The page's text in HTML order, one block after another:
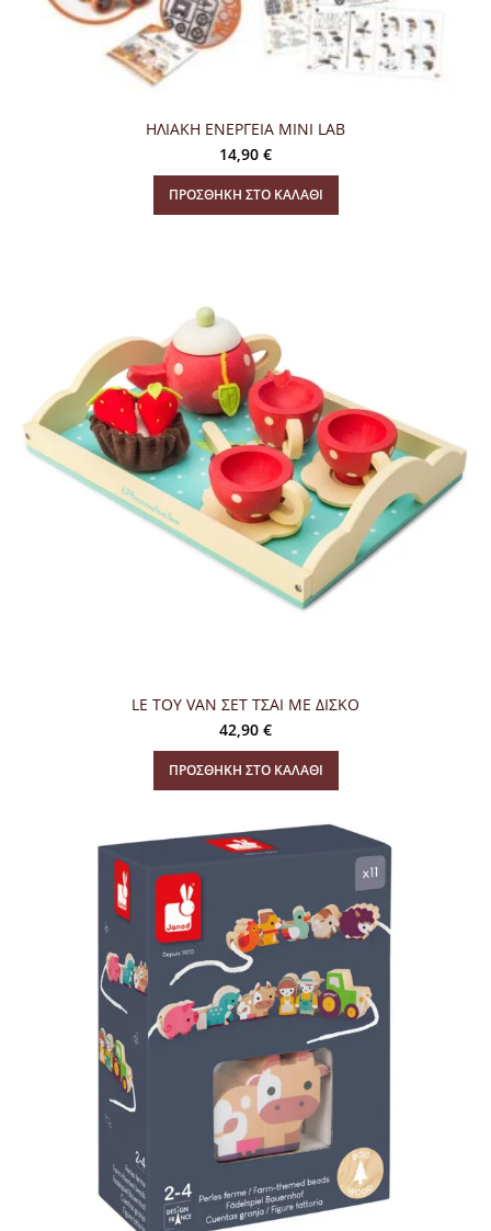
ΗΛΙΑΚΗ ΕΝΕΡΓΕΙΑ MINI LAB
14,90 €
ΠΡΟΣΘΉΚΗ ΣΤΟ ΚΑΛΆΘΙ
LE TOY VAN ΣΕΤ ΤΣΑΙ ΜΕ ΔΙΣΚΟ
42,90 €
ΠΡΟΣΘΉΚΗ ΣΤΟ ΚΑΛΆΘΙ